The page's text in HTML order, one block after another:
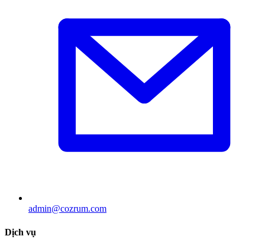
admin@cozrum.com
Dịch vụ